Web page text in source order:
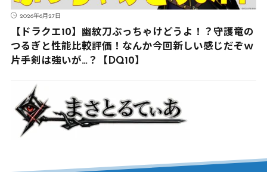
2026年6月27日
【ドラクエ10】幽紋刀ぶっちゃけどうよ！？守護竜の
つるぎと性能比較評価！なんか今回新しい感じだぞｗ
片手剣は強いが…？【DQ10】